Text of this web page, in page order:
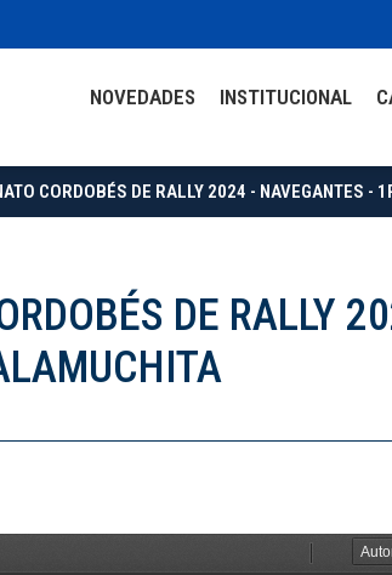
NOVEDADES INSTITUCIONAL
CORDOBÉS DE RALLY 2024 - NAVEGANTES -
DE RALLY